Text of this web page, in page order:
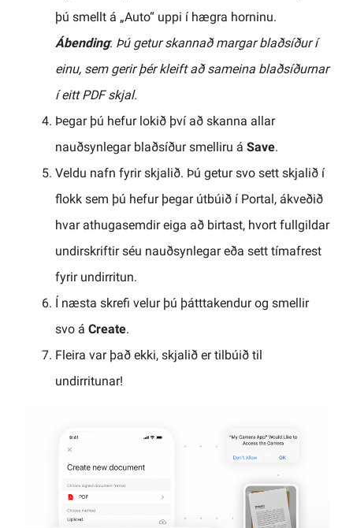
þú smellt á „Auto“ uppi í hægra horninu.
Ábending: Þú getur skannað margar blaðsíður í
einu, sem gerir þér kleift að sameina blaðsíðurnar
í eitt PDF skjal.
Þegar þú hefur lokið því að skanna allar
nauðsynlegar blaðsíður smelliru á Save.
Veldu nafn fyrir skjalið. Þú getur svo sett skjalið í
flokk sem þú hefur þegar útbúið í Portal, ákveðið
hvar athugasemdir eiga að birtast, hvort fullgildar
undirskriftir séu nauðsynlegar eða sett tímafrest
fyrir undirritun.
Í næsta skrefi velur þú þátttakendur og smellir
svo á Create.
Fleira var það ekki, skjalið er tilbúið til
undirritunar!